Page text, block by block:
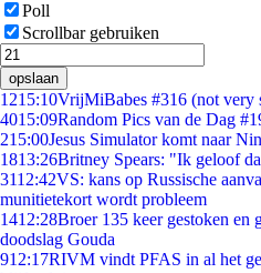
Poll
Scrollbar gebruiken
opslaan
1215:10VrijMiBabes #316 (not very
4015:09Random Pics van de Dag
215:00Jesus Simulator komt naar
1813:26Britney Spears: "Ik geloof
3112:42VS: kans op Russische
munitietekort wordt probleem
1412:28Broer 135 keer gestoken en
doodslag Gouda
912:17RIVM vindt PFAS in al het